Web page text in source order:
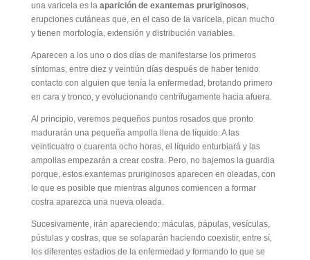
una varicela es la aparición de exantemas pruriginosos,
erupciones cutáneas que, en el caso de la varicela, pican mucho
y tienen morfología, extensión y distribución variables.
Aparecen a los uno o dos días de manifestarse los primeros
síntomas, entre diez y veintiún días después de haber tenido
contacto con alguien que tenía la enfermedad, brotando primero
en cara y tronco, y evolucionando centrífugamente hacia afuera.
Al principio, veremos pequeños puntos rosados que pronto
madurarán una pequeña ampolla llena de líquido. A las
veinticuatro o cuarenta ocho horas, el líquido enturbiará y las
ampollas empezarán a crear costra. Pero, no bajemos la guardia
porque, estos exantemas pruriginosos aparecen en oleadas, con
lo que es posible que mientras algunos comiencen a formar
costra aparezca una nueva oleada.
Sucesivamente, irán apareciendo: máculas, pápulas, vesículas,
pústulas y costras, que se solaparán haciendo coexistir, entre sí,
los diferentes estadios de la enfermedad y formando lo que se